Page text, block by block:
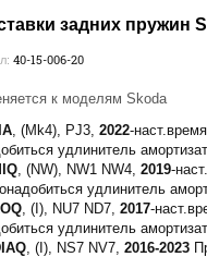
задних пружин
40-15-006-20
к моделям Skoda
, (Mk4), PJ3, 2022-
удлинитель
, (NW), NW1 NW4, 2019-
удлинитель
, (I), NU7 ND7, 2017-
удлинитель
, (I), NS7 NV7, 2016-2023